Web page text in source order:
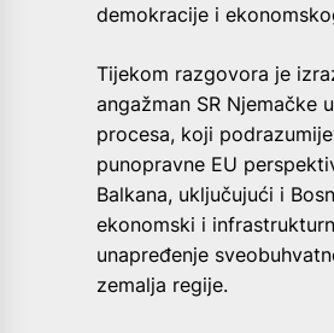
demokracije i
Tijekom razgovora je
angažman SR Njemačke
procesa, koji
punopravne EU
Balkana, uključujući i
ekonomski i
unapređenje
zemalja regije.